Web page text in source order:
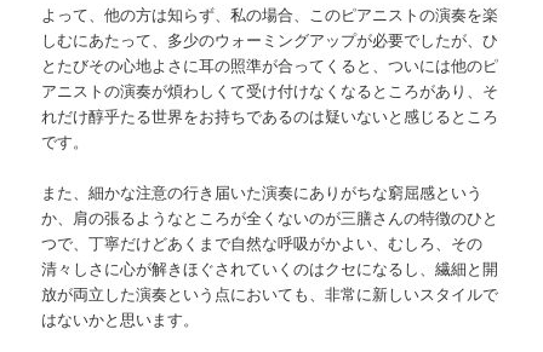
よって、他の方は知らず、私の場合、このピアニストの演奏を楽
しむにあたって、多少のウォーミングアップが必要でしたが、ひ
とたびその心地よさに耳の照準が合ってくると、ついには他のピ
アニストの演奏が煩わしくて受け付けなくなるところがあり、そ
れだけ醇乎たる世界をお持ちであるのは疑いないと感じるところ
です。
また、細かな注意の行き届いた演奏にありがちな窮屈感という
か、肩の張るようなところが全くないのが三膳さんの特徴のひと
つで、丁寧だけどあくまで自然な呼吸がかよい、むしろ、その
清々しさに心が解きほぐされていくのはクセになるし、繊細と開
放が両立した演奏という点においても、非常に新しいスタイルで
はないかと思います。